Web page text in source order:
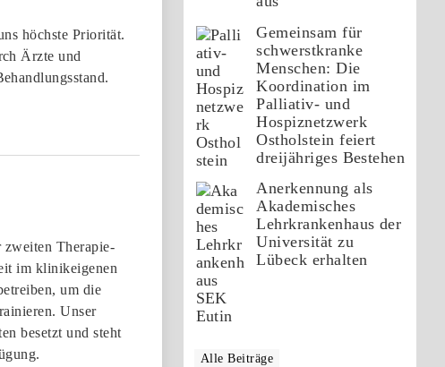
höchste Priorität.
Ärzte und
zweiten Therapie-
im klinikeigenen
um die
Unser
besetzt und steht
Gemeinsam für
schwerstkranke
Menschen: Die
Koordination im
Palliativ- und
Hospiznetzwerk
Ostholstein feiert
dreijähriges Bestehen
Anerkennung als
Akademisches
Lehrkrankenhaus der
Universität zu
Lübeck erhalten
Alle Beiträge